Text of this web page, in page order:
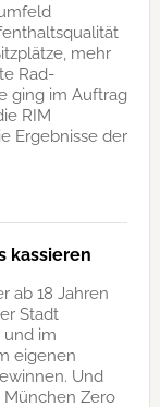
mehr
Rad-
ging im Auftrag
RIM
Ergebnisse der
kassieren
ab 18 Jahren
Stadt
und im
eigenen
Und
München Zero